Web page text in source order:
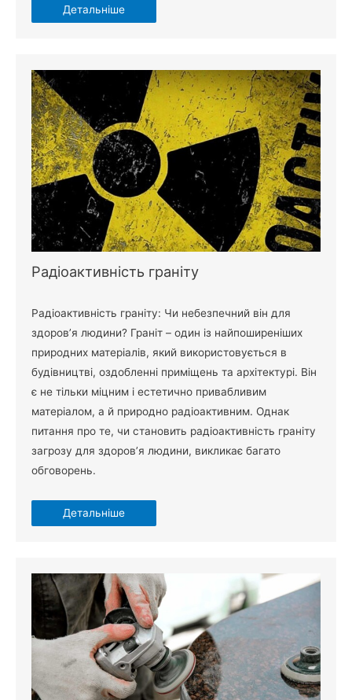
Детальніше
Радіоактивність граніту
Радіоактивність граніту: Чи небезпечний він для
здоров’я людини? Граніт – один із найпоширеніших
природних матеріалів, який використовується в
будівництві, оздобленні приміщень та архітектурі. Він
є не тільки міцним і естетично привабливим
матеріалом, а й природно радіоактивним. Однак
питання про те, чи становить радіоактивність граніту
загрозу для здоров’я людини, викликає багато
обговорень.
Детальніше